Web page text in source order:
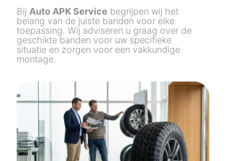
Bij Auto APK Service begrijpen wij het
belang van de juiste banden voor elke
toepassing. Wij adviseren u graag over de
geschikte banden voor uw specifieke
situatie en zorgen voor een vakkundige
montage.